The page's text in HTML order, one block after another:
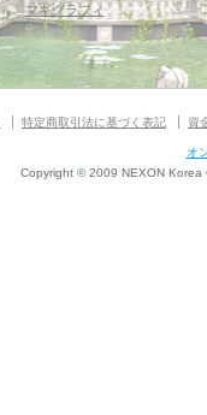
マギグラフィ
特定商取引法に基づく表記 資
オ
Copyright © 2009 NEXON Korea